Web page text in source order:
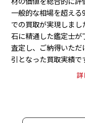
一般的な相場を超える
での買取が実現しまし
石に精通した鑑定士が
査定し、ご納得いただ
引となった買取実績で
詳